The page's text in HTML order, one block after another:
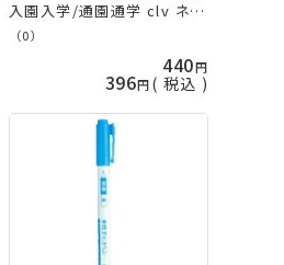
入園入学/通園通学 clv ネコ
ポス可 手芸の山久
（0）
440
396 税込